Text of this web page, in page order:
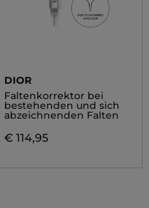
DIOR
Faltenkorrektor bei
bestehenden und sich
abzeichnenden Falten
€ 114,95